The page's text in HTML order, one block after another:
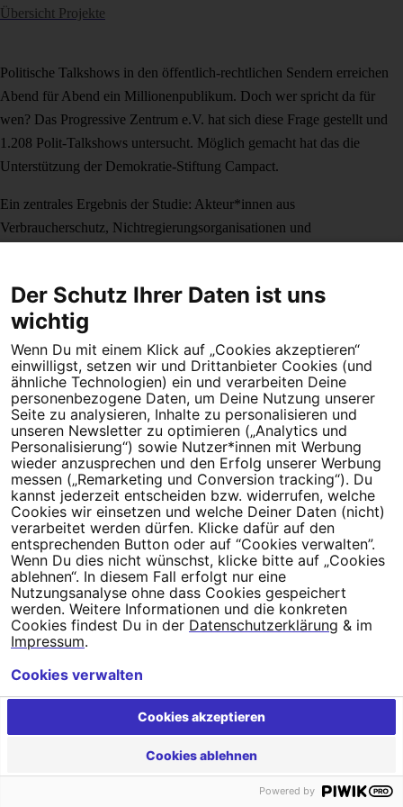
Übersicht Projekte
Politische Talkshows in den öffentlich-rechtlichen Sendern erreichen
Abend für Abend ein Millionenpublikum. Doch wer spricht da für
wen? Das Progressive Zentrum e.V. hat sich diese Frage gestellt und
1.208 Polit-Talkshows untersucht. Möglich gemacht hat das die
Unterstützung der Demokratie-Stiftung Campact.
Ein zentrales Ergebnis der Studie: Akteur*innen aus
Verbraucherschutz, Nichtregierungsorganisationen und
Die Studie wurde Anfang September 2020 veröffentlicht und vielfach
in der Presse zitiert und diskutiert
Zur Studie
Die Demokratie-Stiftung Campact erfüllt alle zehn
Transparenzinformationen der Initiative Transparente Zivilgesellschaft.
TeilenKopieren
KontaktDatenschutzImpressum Cookie-Einstellungen
Der Schutz Ihrer Daten ist uns
wichtig
Wenn Du mit einem Klick auf „Cookies akzeptieren“
einwilligst, setzen wir und Drittanbieter Cookies (und
ähnliche Technologien) ein und verarbeiten Deine
personenbezogene Daten, um Deine Nutzung unserer
Seite zu analysieren, Inhalte zu personalisieren und
unseren Newsletter zu optimieren („Analytics und
Personalisierung“) sowie Nutzer*innen mit Werbung
wieder anzusprechen und den Erfolg unserer Werbung
messen („Remarketing und Conversion tracking“). Du
kannst jederzeit entscheiden bzw. widerrufen, welche
Cookies wir einsetzen und welche Deiner Daten (nicht)
verarbeitet werden dürfen. Klicke dafür auf den
entsprechenden Button oder auf “Cookies verwalten”.
Wenn Du dies nicht wünschst, klicke bitte auf „Cookies
ablehnen“. In diesem Fall erfolgt nur eine
Nutzungsanalyse ohne dass Cookies gespeichert
werden. Weitere Informationen und die konkreten
Cookies findest Du in der Datenschutzerklärung & im
Impressum.
Cookies akzeptieren
Cookies ablehnen
Cookies verwalten
Powered by